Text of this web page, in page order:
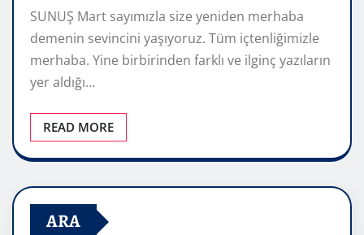
SUNUŞ Mart sayımızla size yeniden merhaba
demenin sevincini yaşıyoruz. Tüm içtenliğimizle
merhaba. Yine birbirinden farklı ve ilginç yazıların
yer aldığı…
READ MORE
ARA